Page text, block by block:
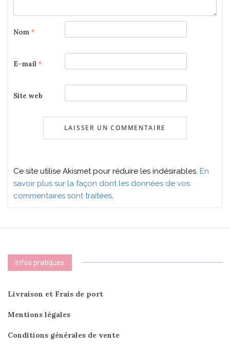
Nom *
E-mail *
Site web
Ce site utilise Akismet pour réduire les indésirables. En
savoir plus sur la façon dont les données de vos
commentaires sont traitées.
Infos pratiques
Livraison et Frais de port
Mentions légales
Conditions générales de vente